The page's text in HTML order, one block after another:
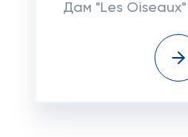
Дам "Les